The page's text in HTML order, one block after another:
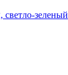
зеленый